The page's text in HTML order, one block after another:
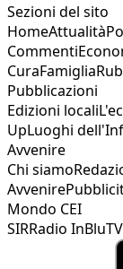
Sezioni del sito
HomeAttualità
Commenti
CuraFamiglia
Pubblicazioni
Edizioni locali
UpLuoghi
Avvenire
Chi siamo
Avvenire
Mondo CEI
SIRRadio InBlu